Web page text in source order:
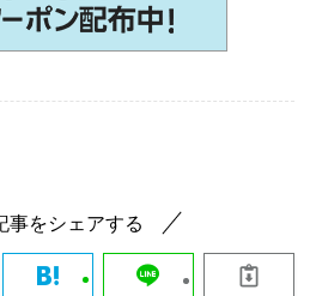
事をシェアする